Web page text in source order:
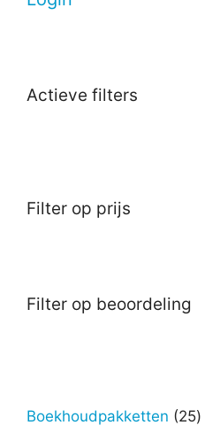
Actieve filters
Filter op prijs
Filter op beoordeling
Boekhoudpakketten 2525